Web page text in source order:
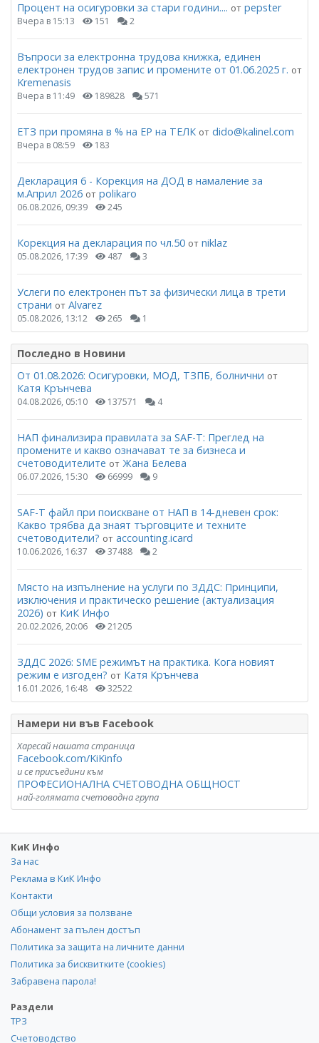
Процент на осигуровки за стари години.... от pepster
Вчера в 15:13 151 2
Въпроси за електронна трудова книжка, единен
електронен трудов запис и промените от 01.06.2025 г. от
Kremenasis
Вчера в 11:49 189828 571
ЕТЗ при промяна в % на ЕР на ТЕЛК от dido@kalinel.com
Вчера в 08:59 183
Декларация 6 - Корекция на ДОД в намаление за
м.Април 2026 от polikaro
06.08.2026, 09:39 245
Корекция на декларация по чл.50 от niklaz
05.08.2026, 17:39 487 3
Услеги по електронен път за физически лица в трети
страни от Alvarez
05.08.2026, 13:12 265 1
Последно в Новини
От 01.08.2026: Осигуровки, МОД, ТЗПБ, болнични от
Катя Крънчева
04.08.2026, 05:10 137571 4
НАП финализира правилата за SAF-T: Преглед на
промените и какво означават те за бизнеса и
счетоводителите от Жана Белева
06.07.2026, 15:30 66999 9
SAF-T файл при поискване от НАП в 14-дневен срок:
Какво трябва да знаят търговците и техните
счетоводители? от accounting.icard
10.06.2026, 16:37 37488 2
Място на изпълнение на услуги по ЗДДС: Принципи,
изключения и практическо решение (актуализация
2026) от КиК Инфо
20.02.2026, 20:06 21205
ЗДДС 2026: SME режимът на практика. Кога новият
режим е изгоден? от Катя Крънчева
16.01.2026, 16:48 32522
Намери ни във Facebook
Харесай нашата страница
Facebook.com/KiKinfo
и се присъедини към
ПРОФЕСИОНАЛНА СЧЕТОВОДНА ОБЩНОСТ
най-голямата счетоводна група
КиК Инфо
За нас
Реклама в КиК Инфо
Контакти
Общи условия за ползване
Абонамент за пълен достъп
Политика за защита на личните данни
Политика за бисквитките (cookies)
Забравена парола!
Раздели
ТРЗ
Счетоводство